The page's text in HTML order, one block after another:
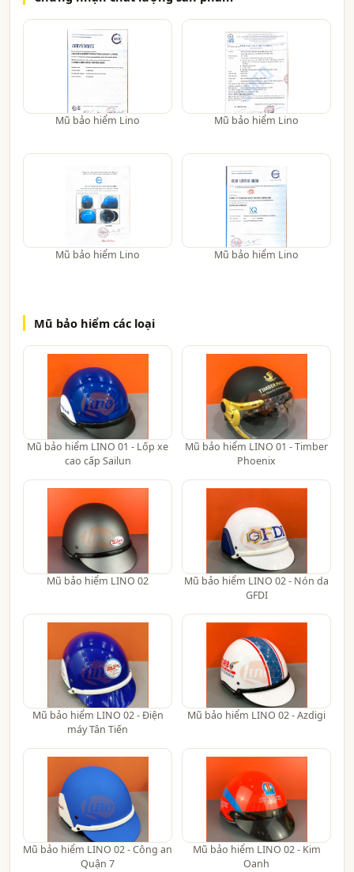
Mũ bảo hiểm Lino Mũ bảo hiểm Lino
Mũ bảo hiểm Lino Mũ bảo hiểm Lino
Mũ bảo hiểm các loại
Mũ bảo hiểm LINO 01 - Lốp xe
cao cấp Sailun
Mũ bảo hiểm LINO 01 - Timber
Phoenix
Mũ bảo hiểm LINO 02
Mũ bảo hiểm LINO 02 - Nón da
GFDI
Mũ bảo hiểm LINO 02 - Điện
máy Tân Tiến
Mũ bảo hiểm LINO 02 - Azdigi
Mũ bảo hiểm LINO 02 - Công an
Quận 7
Mũ bảo hiểm LINO 02 - Kim
Oanh